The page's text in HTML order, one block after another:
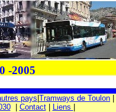
-2005
pays Tramways de Toulon
| Contact| Liens